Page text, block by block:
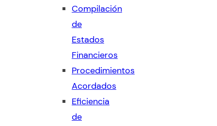
Compilación
de
Estados
Financieros
Procedimientos
Acordados
Eficiencia
de